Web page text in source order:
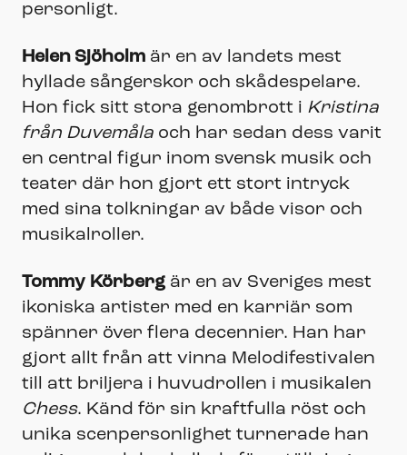
personligt.
Helen Sjöholm är en av landets mest
hyllade sångerskor och skådespelare.
Hon fick sitt stora genombrott i Kristina
från Duvemåla och har sedan dess varit
en central figur inom svensk musik och
teater där hon gjort ett stort intryck
med sina tolkningar av både visor och
musikalroller.
Tommy Körberg är en av Sveriges mest
ikoniska artister med en karriär som
spänner över flera decennier. Han har
gjort allt från att vinna Melodifestivalen
till att briljera i huvudrollen i musikalen
Chess. Känd för sin kraftfulla röst och
unika scenpersonlighet turnerade han